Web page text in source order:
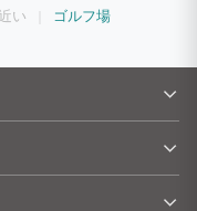
い ゴルフ場